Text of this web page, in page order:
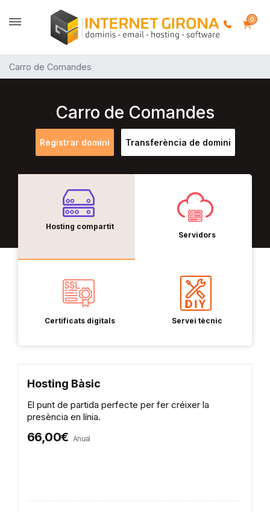
0
Carro de Comandes
Carro de Comandes
Registrar domini Transferència de domini
Hosting compartit
Servidors
Certificats digitals Servei tècnic
Hosting Bàsic
El punt de partida perfecte per fer créixer la
presència en línia.
66,00€ Anual